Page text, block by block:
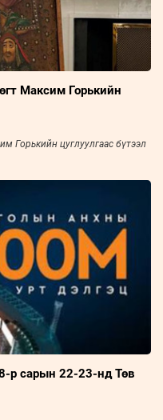
Максим Горькийн
Горькийн цуглуулгаас бүтээл
р сарын 22-23-нд Төв